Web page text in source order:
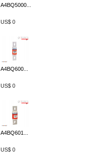
A4BQ5000...
US$ 0
A4BQ600...
US$ 0
A4BQ601...
US$ 0